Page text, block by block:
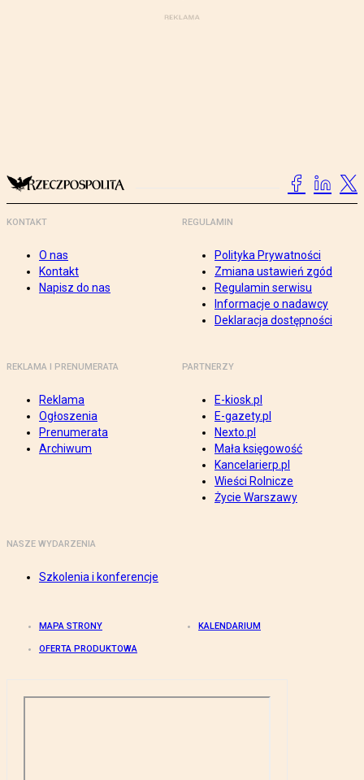
KONTAKT
O nas
Kontakt
Napisz do nas
REGULAMIN
Polityka Prywatności
Zmiana ustawień zgód
Regulamin serwisu
Informacje o nadawcy
Deklaracja dostępności
REKLAMA I PRENUMERATA
Reklama
Ogłoszenia
Prenumerata
Archiwum
PARTNERZY
E-kiosk.pl
E-gazety.pl
Nexto.pl
Mała księgowość
Kancelarierp.pl
Wieści Rolnicze
Życie Warszawy
NASZE WYDARZENIA
Szkolenia i konferencje
MAPA STRONY KALENDARIUM
OFERTA PRODUKTOWA